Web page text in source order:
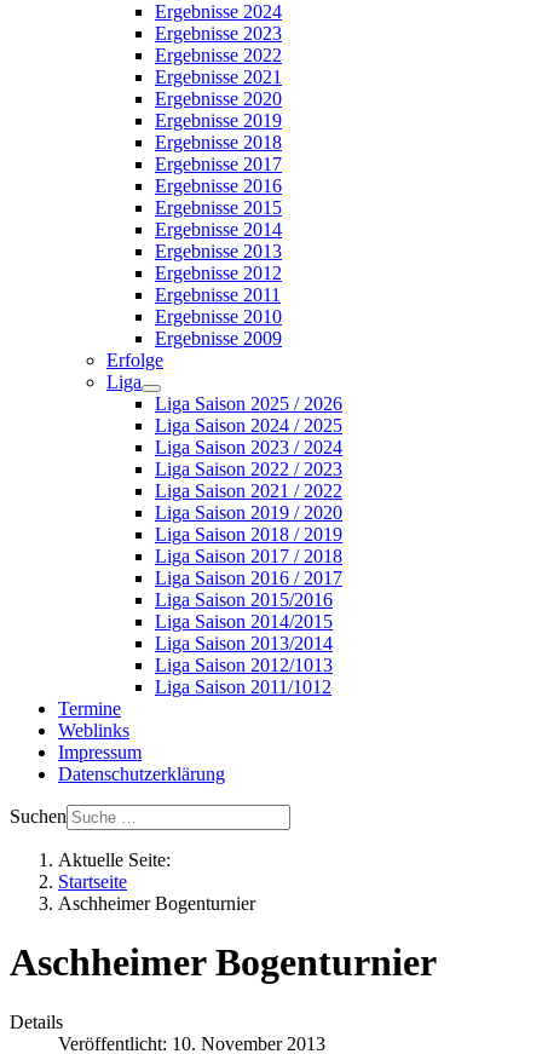
Ergebnisse 2024
Ergebnisse 2023
Ergebnisse 2022
Ergebnisse 2021
Ergebnisse 2020
Ergebnisse 2019
Ergebnisse 2018
Ergebnisse 2017
Ergebnisse 2016
Ergebnisse 2015
Ergebnisse 2014
Ergebnisse 2013
Ergebnisse 2012
Ergebnisse 2011
Ergebnisse 2010
Ergebnisse 2009
Erfolge
Liga
Liga Saison 2025 / 2026
Liga Saison 2024 / 2025
Liga Saison 2023 / 2024
Liga Saison 2022 / 2023
Liga Saison 2021 / 2022
Liga Saison 2019 / 2020
Liga Saison 2018 / 2019
Liga Saison 2017 / 2018
Liga Saison 2016 / 2017
Liga Saison 2015/2016
Liga Saison 2014/2015
Liga Saison 2013/2014
Liga Saison 2012/1013
Liga Saison 2011/1012
Termine
Weblinks
Impressum
Datenschutzerklärung
Suchen
Aktuelle Seite:
Startseite
Aschheimer Bogenturnier
Aschheimer Bogenturnier
Details
Veröffentlicht: 10. November 2013